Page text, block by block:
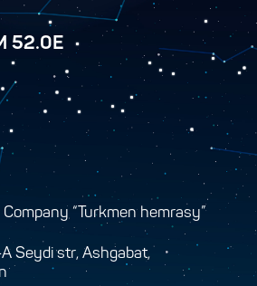
52.0E
“Turkmen hemrasy”
Seydi str, Ashgabat,